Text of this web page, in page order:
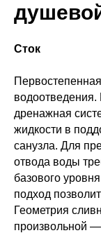
Сток
дренажная
жидкости в
санузла. Для
отвода воды
базового
подход
Геометрия
произвольной